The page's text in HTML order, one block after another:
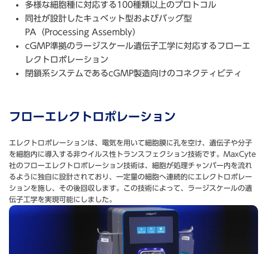
多様な細胞種に対応する100種類以上のプロトコル
同社が設計したキュベット型およびバッグ型
PA（Processing Assembly）
cGMP準拠のラージスケール遺伝子工学に対応するフローエ
レクトロポレーション
閉鎖系システムであるcGMP製造向けのコネクティビティ
フローエレクトロポレーション
エレクトロポレーションは、電気を用いて細胞膜に孔を空け、遺伝子や分子
を細胞内に導入する非ウイルス性トランスフェクション技術です。MaxCyte
社のフローエレクトロポレーション技術は、細胞が処理チャンバー内を流れ
るように独自に設計されており、一定量の細胞へ連続的にエレクトロポレー
ションを施し、その後回収します。この技術によって、ラージスケールの遺
伝子工学を実現可能にしました。